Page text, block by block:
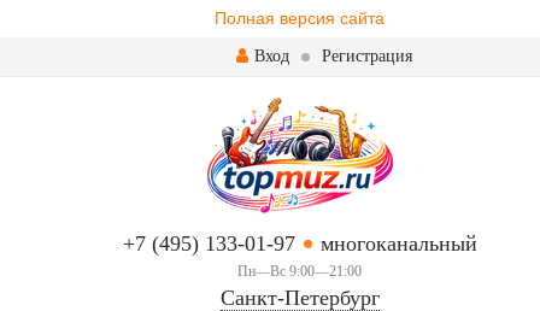
Полная версия сайта
Вход Регистрация
+7 (495) 133-01-97 многоканальный
Пн—Вс 9:00—21:00
Санкт-Петербург